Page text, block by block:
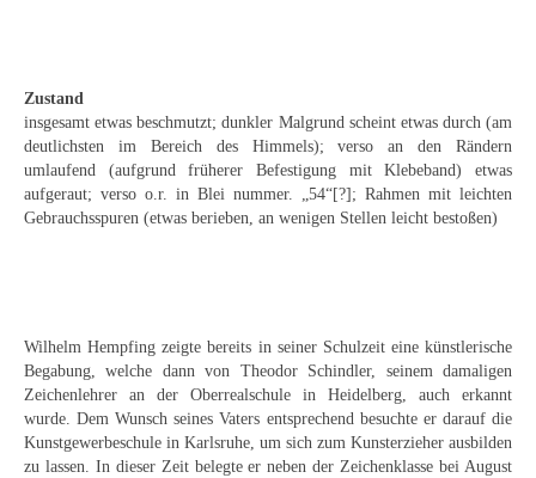
Weitere Künstler 1900-1945
Kunst nach 1945
Helmut Diekmann
Ludwig (Luis) Neu
Ferdinand Springer
Arne Siegfried
Zustand
insgesamt etwas beschmutzt; dunkler Malgrund scheint etwas durch (am
deutlichsten im Bereich des Himmels); verso an den Rändern
umlaufend (aufgrund früherer Befestigung mit Klebeband) etwas
aufgeraut; verso o.r. in Blei nummer. „54“[?]; Rahmen mit leichten
Gebrauchsspuren (etwas berieben, an wenigen Stellen leicht bestoßen)
Wilhelm Hempfing zeigte bereits in seiner Schulzeit eine künstlerische
Begabung, welche dann von Theodor Schindler, seinem damaligen
Zeichenlehrer an der Oberrealschule in Heidelberg, auch erkannt
wurde. Dem Wunsch seines Vaters entsprechend besuchte er darauf die
Kunstgewerbeschule in Karlsruhe, um sich zum Kunsterzieher ausbilden
zu lassen. In dieser Zeit belegte er neben der Zeichenklasse bei August